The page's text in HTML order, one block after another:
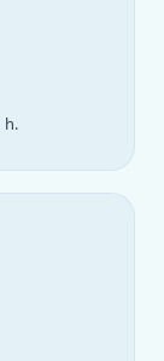
h.